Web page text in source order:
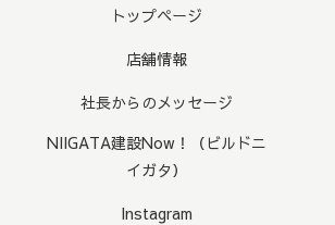
トップページ
店舗情報
社長からのメッセージ
NIIGATA建設Now！（ビルドニ
イガタ）
Instagram